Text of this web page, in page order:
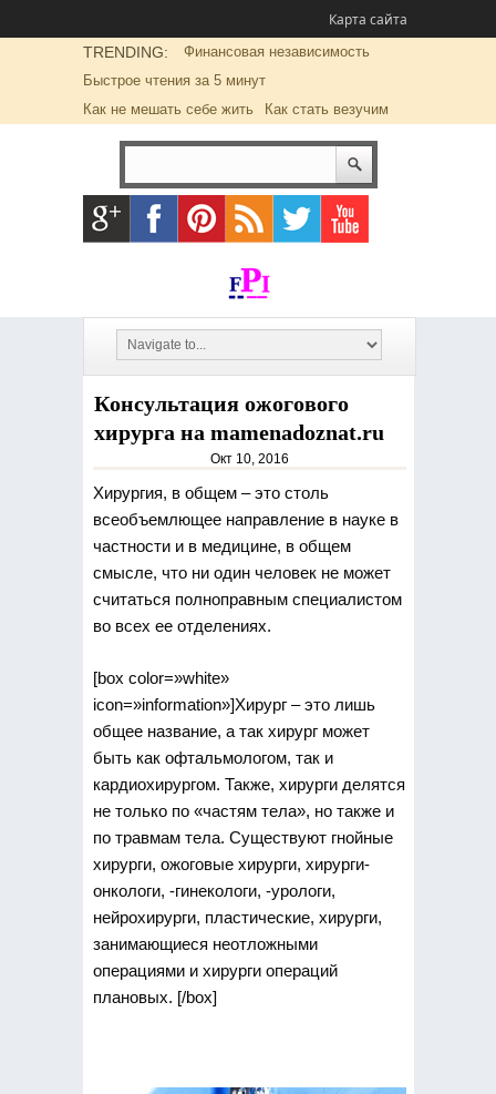
Карта сайта
TRENDING:
Финансовая независимость
Быстрое чтения за 5 минут
Как не мешать себе жить
Как стать везучим
Консультация ожогового
хирурга на mamenadoznat.ru
Окт 10, 2016
Хирургия, в общем – это столь
всеобъемлющее направление в науке в
частности и в медицине, в общем
смысле, что ни один человек не может
считаться полноправным специалистом
во всех ее отделениях.
[box color=»white»
icon=»information»]Хирург – это лишь
общее название, а так хирург может
быть как офтальмологом, так и
кардиохирургом. Также, хирурги делятся
не только по «частям тела», но также и
по травмам тела. Существуют гнойные
хирурги, ожоговые хирурги, хирурги-
онкологи, -гинекологи, -урологи,
нейрохирурги, пластические, хирурги,
занимающиеся неотложными
операциями и хирурги операций
плановых. [/box]